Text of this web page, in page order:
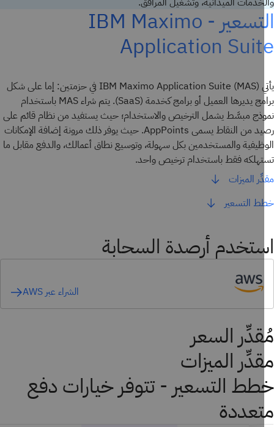
التسعير - IBM Maximo
Application
يأتي IBM Maximo Application Suite (MAS) في حزمتين: إما على شكل
برامج يديرها العميل أو برامج كخدمة (SaaS). يتم شراء MAS باستخدام
مبسَّط يشمل الترخيص والاستخدام؛ حيث يستفيد من نظام قائم على
رصيد من النقاط يسمى AppPoints. حيث يوفر ذلك مرونة إضافة الإمكانات
والمستخدمين بكل سهولة، وتوسيع نطاق أعمالك، والدفع مقابل ما
فقط باستخدام ترخيص واحد.
الميزات
التسعير
أرصدة السحابة
الشراء عبر AWS
السعر
الميزات
التسعير - تتوفر خيارات دفع